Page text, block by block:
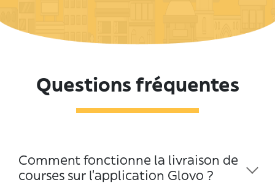
Questions fréquentes
Comment fonctionne la livraison de
courses sur l'application Glovo ?